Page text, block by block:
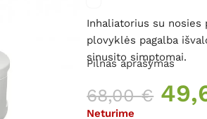
Inhaliatorius su nosies
plovyklės pagalba
sinusito simptomai.
Pilnas aprašymas
68,00€
Neturime